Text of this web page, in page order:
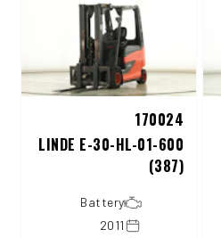
170024
LINDE E-30-HL-01-600
(387)
Battery
2011